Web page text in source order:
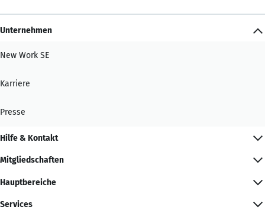
Unternehmen
New Work SE
Karriere
Presse
Hilfe & Kontakt
Mitgliedschaften
Hauptbereiche
Services